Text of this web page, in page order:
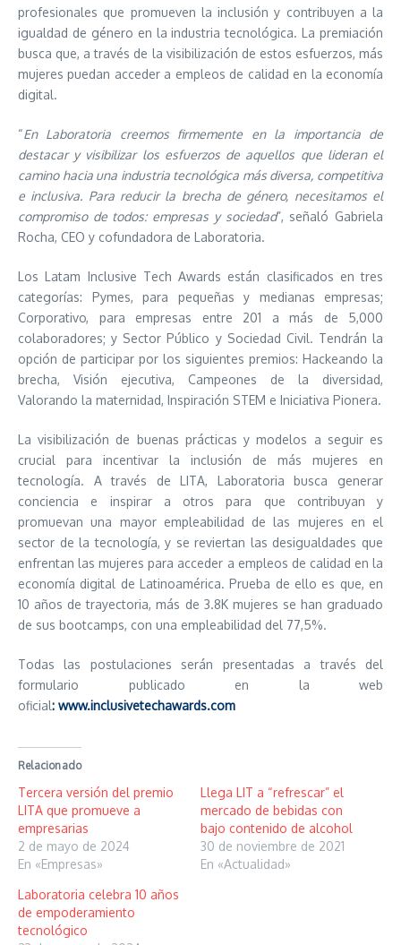
profesionales que promueven la inclusión y contribuyen a la
igualdad de género en la industria tecnológica. La premiación
busca que, a través de la visibilización de estos esfuerzos, más
mujeres puedan acceder a empleos de calidad en la economía
digital.
“En Laboratoria creemos firmemente en la importancia de
destacar y visibilizar los esfuerzos de aquellos que lideran el
camino hacia una industria tecnológica más diversa, competitiva
e inclusiva. Para reducir la brecha de género, necesitamos el
compromiso de todos: empresas y sociedad”, señaló Gabriela
Rocha, CEO y cofundadora de Laboratoria.
Los Latam Inclusive Tech Awards están clasificados en tres
categorías: Pymes, para pequeñas y medianas empresas;
Corporativo, para empresas entre 201 a más de 5,000
colaboradores; y Sector Público y Sociedad Civil. Tendrán la
opción de participar por los siguientes premios: Hackeando la
brecha, Visión ejecutiva, Campeones de la diversidad,
Valorando la maternidad, Inspiración STEM e Iniciativa Pionera.
La visibilización de buenas prácticas y modelos a seguir es
crucial para incentivar la inclusión de más mujeres en
tecnología. A través de LITA, Laboratoria busca generar
conciencia e inspirar a otros para que contribuyan y
promuevan una mayor empleabilidad de las mujeres en el
sector de la tecnología, y se reviertan las desigualdades que
enfrentan las mujeres para acceder a empleos de calidad en la
economía digital de Latinoamérica. Prueba de ello es que, en
10 años de trayectoria, más de 3.8K mujeres se han graduado
de sus bootcamps, con una empleabilidad del 77,5%.
Todas las postulaciones serán presentadas a través del
formulario publicado en la web
oficial: www.inclusivetechawards.com
Relacionado
Tercera versión del premio
LITA que promueve a
empresarias
2 de mayo de 2024
En «Empresas»
Llega LIT a “refrescar” el
mercado de bebidas con
bajo contenido de alcohol
30 de noviembre de 2021
En «Actualidad»
Laboratoria celebra 10 años
de empoderamiento
tecnológico